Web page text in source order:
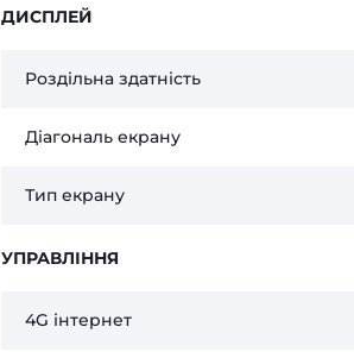
ДИСПЛЕЙ
Роздільна здатність
Діагональ екрану
Тип екрану
УПРАВЛІННЯ
4G інтернет